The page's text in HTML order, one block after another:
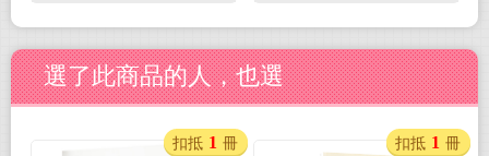
選了此商品的人，也選
扣抵 1 冊 扣抵 1 冊